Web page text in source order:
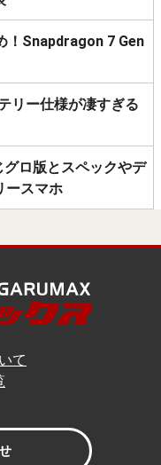
！Snapdragon 7 Gen
リー仕様が凄すぎる
グロ版とスペックやデ
ースマホ
て